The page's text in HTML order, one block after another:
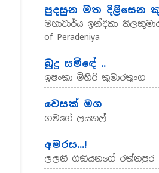
පුදසුන මත දිළිසෙන
මහාචාර්ය ඉන්දිකා තිලකුමාර
of Peradeniya
බුදු සමිඳේ ..
ඉෂංකා මිහිරි කුමාරතුංග
වෙසක් මග
ගමගේ ලයනල්
අමරස...!
ලලනී ගීකියනගේ රත්නපුර